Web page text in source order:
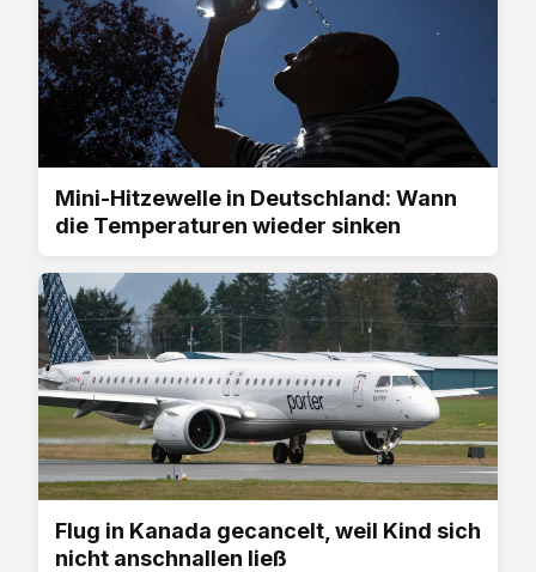
Mini-Hitzewelle in Deutschland: Wann
die Temperaturen wieder sinken
Flug in Kanada gecancelt, weil Kind sich
nicht anschnallen ließ